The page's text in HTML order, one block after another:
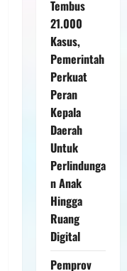
Tembus
21.000
Kasus,
Pemerintah
Perkuat
Peran
Kepala
Daerah
Untuk
Perlindunga
n Anak
Hingga
Ruang
Digital
Pemprov